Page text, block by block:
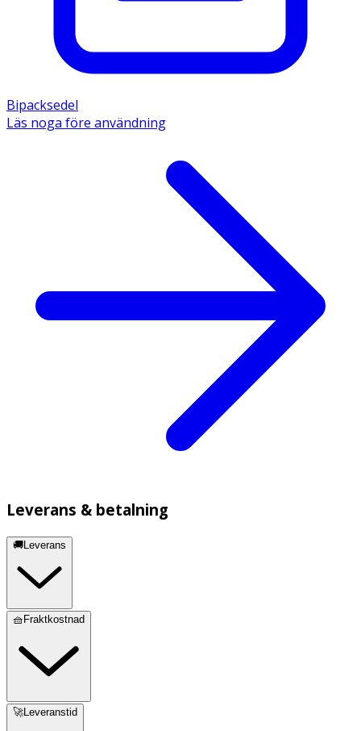
Bipacksedel
Läs noga före användning
Leverans & betalning
🚚Leverans
🧺Fraktkostnad
🚀Leveranstid